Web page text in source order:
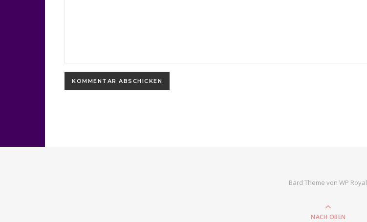
Bard Theme von WP Royal
NACH OBEN